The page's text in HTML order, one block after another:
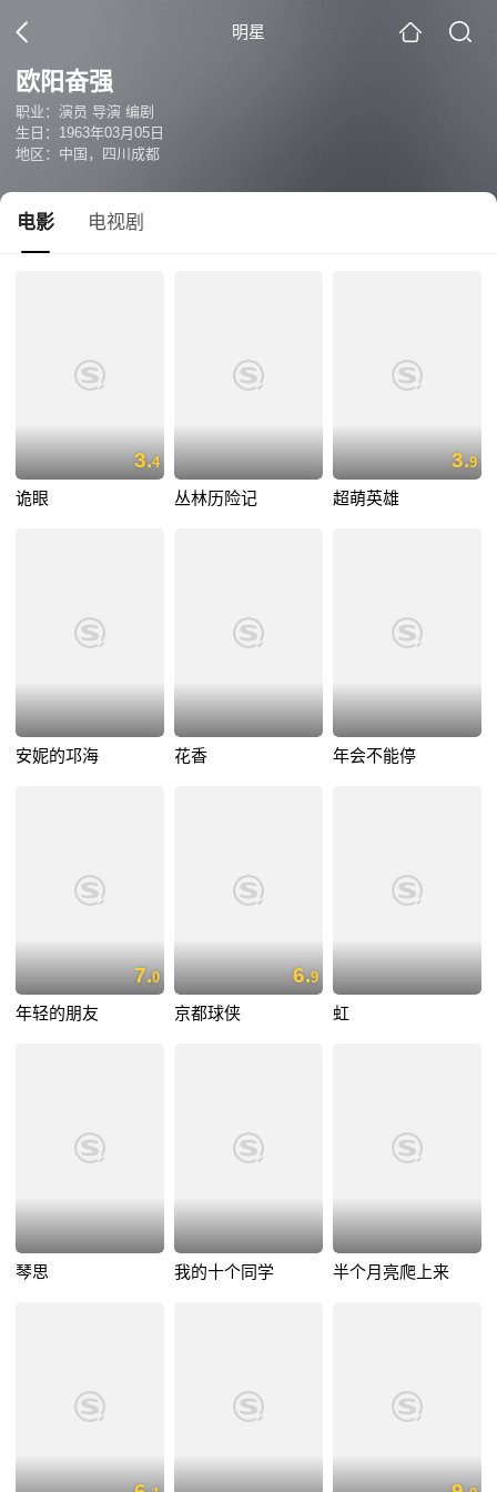
明星
欧阳奋强
职业：演员 导演 编剧
生日：1963年03月05日
地区：中国，四川成都
电影 电视剧
3.4
诡眼 丛林历险记
3.9
超萌英雄
安妮的邛海 花香 年会不能停
7.0
年轻的朋友
6.9
京都球侠 虹
琴思 我的十个同学 半个月亮爬上来